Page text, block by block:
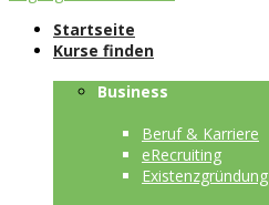
Startseite
Kurse finden
Business
Beruf & Karriere
eRecruiting
Existenzgründung